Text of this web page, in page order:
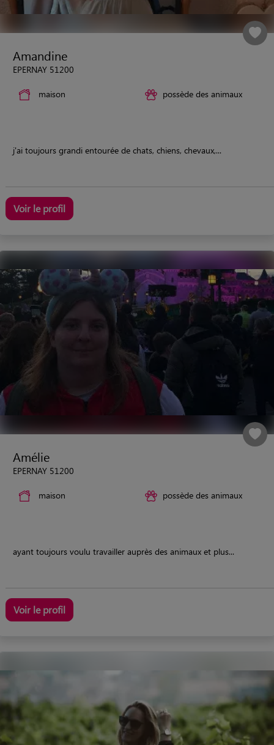
Amandine
EPERNAY 51200
maison possède des animaux
j'ai toujours grandi entourée de chats, chiens, chevaux,...
Voir le profil
Amélie
EPERNAY 51200
maison possède des animaux
ayant toujours voulu travailler auprès des animaux et plus...
Voir le profil